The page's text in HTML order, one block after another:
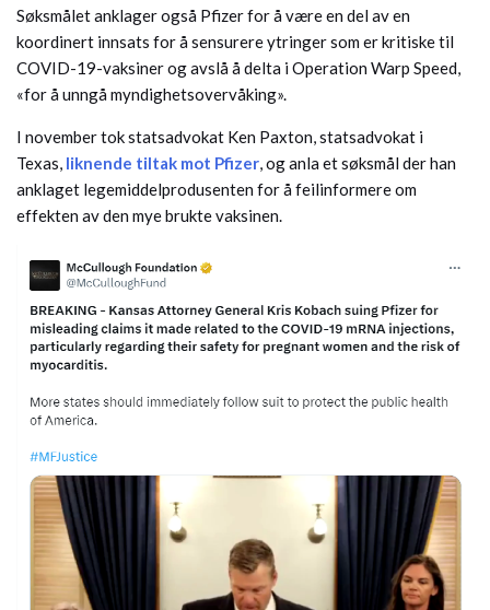
Søksmålet anklager også Pfizer for å være en del av en
koordinert innsats for å sensurere ytringer som er kritiske til
COVID-19-vaksiner og avslå å delta i Operation Warp Speed,
«for å unngå myndighetsovervåking».
I november tok statsadvokat Ken Paxton, statsadvokat i
Texas, liknende tiltak mot Pfizer, og anla et søksmål der han
anklaget legemiddelprodusenten for å feilinformere om
effekten av den mye brukte vaksinen.